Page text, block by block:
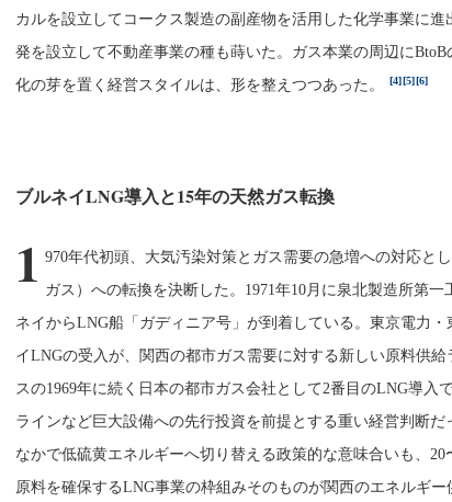
カルを設立してコークス製造の副産物を活用した化学事業に進
発を設立して不動産事業の種も蒔いた。ガス本業の周辺に
化の芽を置く経営スタイルは、形を整えつつあった。
[4][5][6]
ブルネイLNG導入と15年の天然ガス転換
1 970年代初頭、大気汚染対策とガス需要の急増への対応と
ガス）への転換を決断した。1971年10月に泉北製造所第一
ネイからLNG船「ガディニア号」が到着している。東京電力
イLNGの受入が、関西の都市ガス需要に対する新しい原料供
スの1969年に続く日本の都市ガス会社として2番目のLNG導入
ラインなど巨大設備への先行投資を前提とする重い経営判断
なかで低硫黄エネルギーへ切り替える政策的な意味合いも、
原料を確保するLNG事業の枠組みそのものが関西のエネルギ